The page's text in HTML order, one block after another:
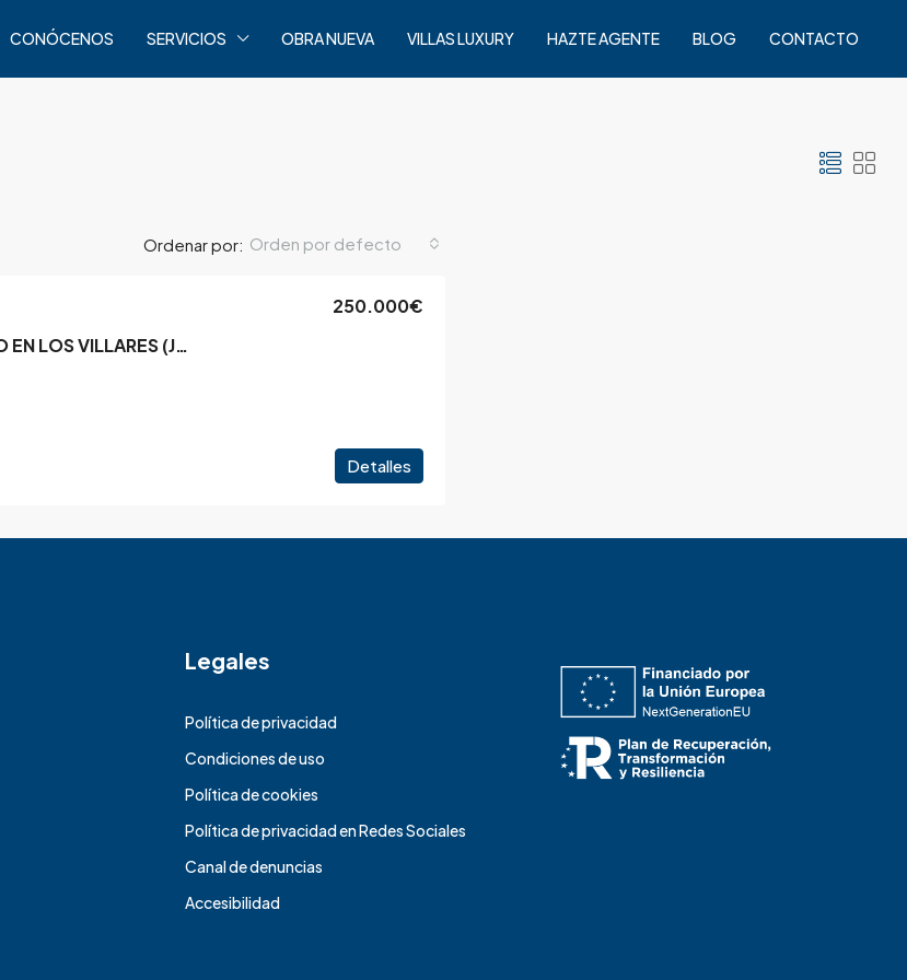
CONÓCENOS SERVICIOS OBRA NUEVA VILLAS LUXURY HAZTE AGENTE BLOG CONTACTO
Ordenar por: Orden por defecto
OPORTUNIDAD EDIFICIO EN LOS VILLARES (JAÉN)
250.000€
Detalles
Legales
Política de privacidad
Condiciones de uso
Política de cookies
Política de privacidad en Redes Sociales
Canal de denuncias
Accesibilidad